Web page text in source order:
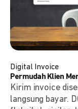
Digital Invoice
Permudah Klien
Kirim invoice
langsung bayar.